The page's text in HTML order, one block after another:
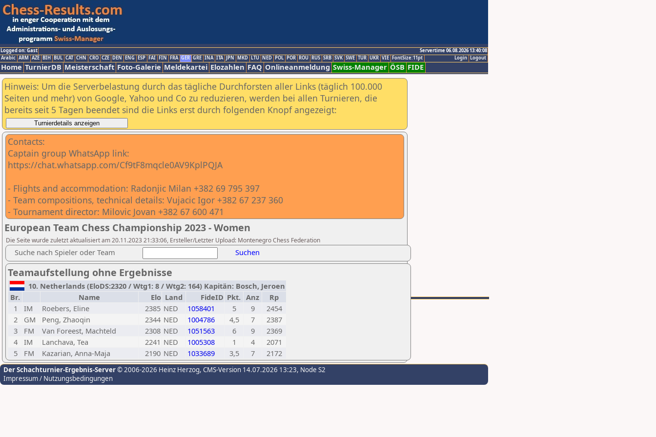
Logged on: Gast
Servertime 06.08.2026 13:40:08
Logout
Login
Arabic ARM AZE BIH BUL CAT CHN CRO CZE DEN ENG ESP FAI FIN FRA GER GRE INA ITA JPN MKD LTU NED POL POR ROU RUS SRB SVK SWE TUR UKR VIE FontSize:11pt
Home TurnierDB Meisterschaft Foto-Galerie Meldekartei Elozahlen FAQ Onlineanmeldung Swiss-Manager ÖSB FIDE
Hinweis: Um die Serverbelastung durch das tägliche Durchforsten aller Links (täglich 100.000
Seiten und mehr) von Google, Yahoo und Co zu reduzieren, werden bei allen Turnieren, die
bereits seit 5 Tagen beendet sind die Links erst durch folgenden Knopf angezeigt:
Contacts:
Captain group WhatsApp link:
https://chat.whatsapp.com/Cf9tF8mqcle0AV9KplPQJA
- Flights and accommodation: Radonjic Milan +382 69 795 397
- Team compositions, technical details: Vujacic Igor +382 67 237 360
- Tournament director: Milovic Jovan +382 67 600 471
European Team Chess Championship 2023 - Women
Die Seite wurde zuletzt aktualisiert am 20.11.2023 21:33:06, Ersteller/Letzter Upload: Montenegro Chess Federation
Suche nach Spieler oder Team Suchen
Teamaufstellung ohne Ergebnisse
10. Netherlands (EloDS:2320 / Wtg1: 8 / Wtg2: 164) Kapitän: Bosch, Jeroen
Br.
Name Elo Land FideID Pkt. Anz
Rp
1
IM Roebers, Eline 2385 NED 1058401 5 9
2454
2
GM Peng, Zhaoqin 2344 NED 1004786 4,5 7
2387
3
FM Van Foreest, Machteld 2308 NED 1051563 6 9
2369
4
IM Lanchava, Tea 2241 NED 1005308 1 4
2071
5
FM Kazarian, Anna-Maja 2190 NED 1033689 3,5 7 2172
Der Schachturnier-Ergebnis-Server© 2006-2026 Heinz Herzog, CMS-Version 14.07.2026 13:23, Node S2
Impressum / Nutzungsbedingungen